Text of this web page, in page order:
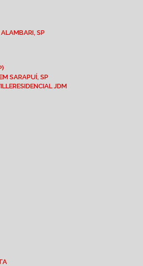
ALAMBARI, SP
EM SARAPUÍ, SP
RESIDENCIAL JDM